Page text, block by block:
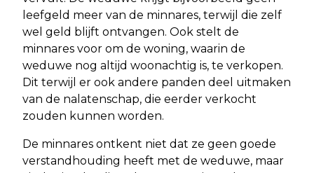
leefgeld meer van de minnares, terwijl die zelf
wel geld blijft ontvangen. Ook stelt de
minnares voor om de woning, waarin de
weduwe nog altijd woonachtig is, te verkopen.
Dit terwijl er ook andere panden deel uitmaken
van de nalatenschap, die eerder verkocht
zouden kunnen worden.
De minnares ontkent niet dat ze geen goede
verstandhouding heeft met de weduwe, maar